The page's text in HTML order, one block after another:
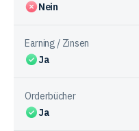
Nein
Earning / Zinsen
Ja
Orderbücher
Ja